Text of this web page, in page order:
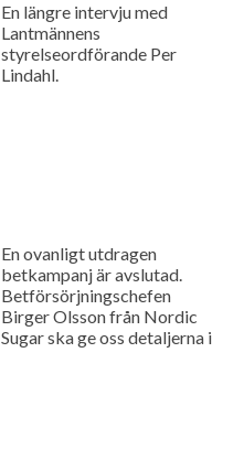
En längre intervju med
Lantmännens
styrelseordförande Per
Lindahl.
En ovanligt utdragen
betkampanj är avslutad.
Betförsörjningschefen
Birger Olsson från Nordic
Sugar ska ge oss detaljerna i